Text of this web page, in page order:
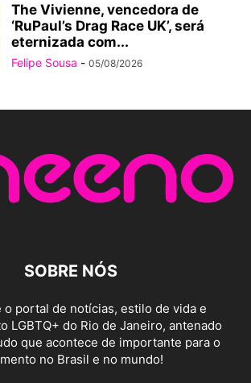
The Vivienne, vencedora de
‘RuPaul’s Drag Race UK’, será
eternizada com...
Felipe Sousa - 05/08/2026
SOBRE NÓS
o portal de notícias, estilo de vida e
LGBTQ+ do Rio de Janeiro, antenado
que acontece de importante para o
no Brasil e no mundo!